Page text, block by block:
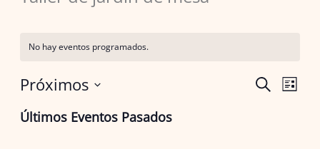
No hay eventos programados.
Navegación
Buscar
Lista
Próximos
la
Últimos Eventos Pasados